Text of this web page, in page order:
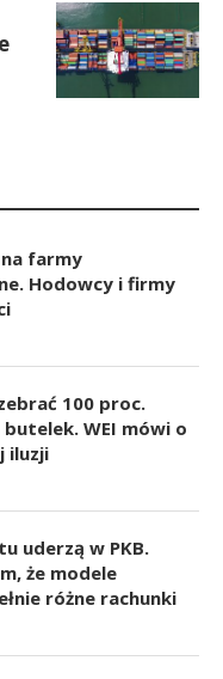
na farmy
Hodowcy i firmy
100 proc.
WEI mówi o
iluzji
uderzą w PKB.
że modele
różne rachunki